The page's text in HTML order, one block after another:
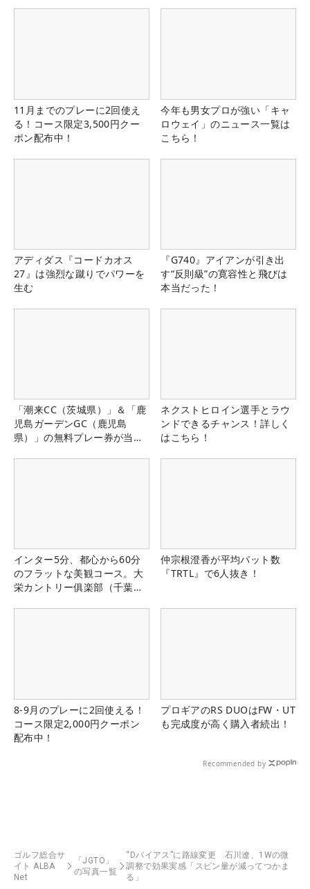
11月までのプレーに2回使え
る！コース限定3,500円クー
ポン配布中！
今年も男女プロが強い「キャ
ロウェイ」のニュース一覧は
こちら！
アディダス『コードカオス
27』は強烈な蹴りでパワーを
生む
『G740』アイアンが引き出
す“反則級”の寛容性と飛びは
本当だった！
「潮来CC（茨城県）」＆「鹿
児島ガーデンGC（鹿児島
県）」の無料プレー券が当た
ネクストヒロイン選手とラウ
ンドできるチャンス！詳しく
はこちら！
インター5分、都心から60分
のフラットな美観コース。大
栄カントリー俱楽部（千葉
仲宗根澄香が平均パット数
『TRTL』で6人抜き！
8-9月のプレーに2回使える！
コース限定2,000円クーポン
配布中！
プロギアのRS DUOはFW・UT
も完成度が高く購入者続出！
Recommended by
ゴルフ総合サ
イト ALBA
Net
「JGTO」
の写真一覧
“Dバイアス”に路線変更 石川遼、1Wの微
調整で効果実感「スピン量が減ってつかま
る」